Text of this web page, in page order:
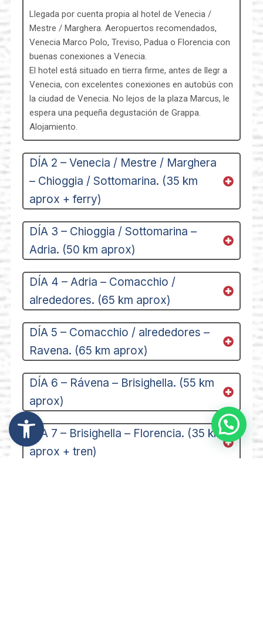
Abrir barra de herramientas
Llegada por cuenta propia al hotel de Venecia /
Mestre / Marghera. Aeropuertos recomendados,
Venecia Marco Polo, Treviso, Padua o Florencia con
buenas conexiones a Venecia.
El hotel está situado en tierra firme, antes de llegr a
Venecia, con excelentes conexiones en autobús con
la ciudad de Venecia. No lejos de la plaza Marcus, le
espera una pequeña degustación de Grappa.
Alojamiento.
DÍA 2 – Venecia / Mestre / Marghera
– Chioggia / Sottomarina. (35 km
aprox + ferry)
DÍA 3 – Chioggia / Sottomarina –
Adria. (50 km aprox)
DÍA 4 – Adria – Comacchio /
alrededores. (65 km aprox)
DÍA 5 – Comacchio / alrededores –
Ravena. (65 km aprox)
DÍA 6 – Rávena – Brisighella. (55 km
aprox)
DÍA 7 – Brisighella – Florencia. (35 km
aprox + tren)